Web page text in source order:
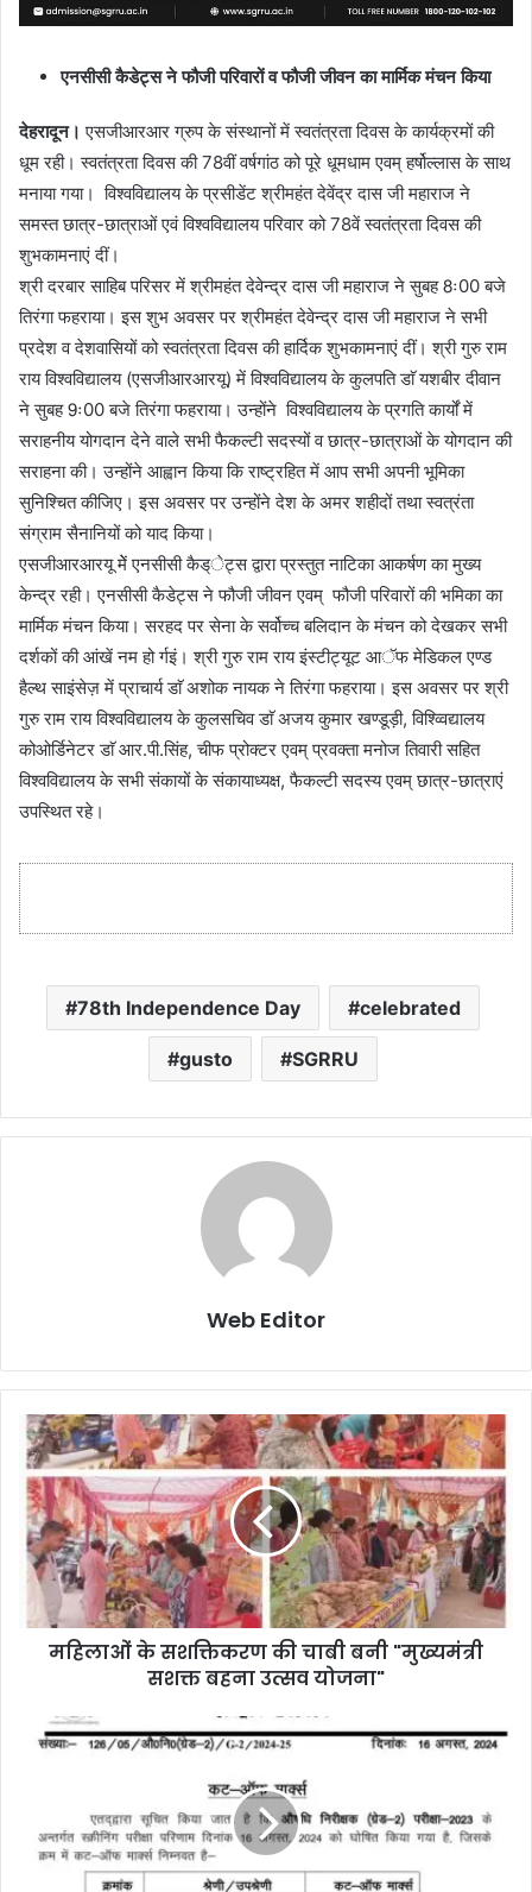
एनसीसी कैडेट्स ने फौजी परिवारों व फौजी जीवन का मार्मिक मंचन किया
देहरादून। एसजीआरआर ग्रुप के संस्थानों में स्वतंत्रता दिवस के कार्यक्रमों की
धूम रही। स्वतंत्रता दिवस की 78वीं वर्षगांठ को पूरे धूमधाम एवम् हर्षोल्लास के साथ
मनाया गया। विश्वविद्यालय के प्रसीडेंट श्रीमहंत देवेंद्र दास जी महाराज ने
समस्त छात्र-छात्राओं एवं विश्वविद्यालय परिवार को 78वें स्वतंत्रता दिवस की
शुभकामनाएं दीं।
श्री दरबार साहिब परिसर में श्रीमहंत देवेन्द्र दास जी महाराज ने सुबह 8ः00 बजे
तिरंगा फहराया। इस शुभ अवसर पर श्रीमहंत देवेन्द्र दास जी महाराज ने सभी
प्रदेश व देशवासियों को स्वतंत्रता दिवस की हार्दिक शुभकामनाएं दीं। श्री गुरु राम
राय विश्वविद्यालय (एसजीआरआरयू) में विश्वविद्यालय के कुलपति डाॅ यशबीर दीवान
ने सुबह 9ः00 बजे तिरंगा फहराया। उन्होंने विश्वविद्यालय के प्रगति कार्यों में
सराहनीय योगदान देने वाले सभी फैकल्टी सदस्यों व छात्र-छात्राओं के योगदान की
सराहना की। उन्होंने आह्वान किया कि राष्ट्रहित में आप सभी अपनी भूमिका
सुनिश्चित कीजिए। इस अवसर पर उन्होंने देश के अमर शहीदों तथा स्वत्रंता
संग्राम सैनानियों को याद किया।
एसजीआरआरयू मेें एनसीसी कैड्ेट्स द्वारा प्रस्तुत नाटिका आकर्षण का मुख्य
केन्द्र रही। एनसीसी कैडेट्स ने फौजी जीवन एवम् फौजी परिवारों की भमिका का
मार्मिक मंचन किया। सरहद पर सेना के सर्वोच्च बलिदान के मंचन को देखकर सभी
दर्शकों की आंखें नम हो र्गइं। श्री गुरु राम राय इंस्टीट्यूट आॅफ मेडिकल एण्ड
हैल्थ साइंसेज़ में प्राचार्य डाॅ अशोक नायक ने तिरंगा फहराया। इस अवसर पर श्री
गुरु राम राय विश्वविद्यालय के कुलसचिव डाॅ अजय कुमार खण्डूड़ी, विश्व्विद्यालय
कोओर्डिनेटर डाॅ आर.पी.सिंह, चीफ प्रोक्टर एवम् प्रवक्ता मनोज तिवारी सहित
विश्वविद्यालय के सभी संकायों के संकायाध्यक्ष, फैकल्टी सदस्य एवम् छात्र-छात्राएं
उपस्थित रहे।
78th Independence Day celebrated
gusto SGRRU
Web Editor
महिलाओं के सशक्तिकरण की चाबी बनी "मुख्यमंत्री
सशक्त बहना उत्सव योजना"